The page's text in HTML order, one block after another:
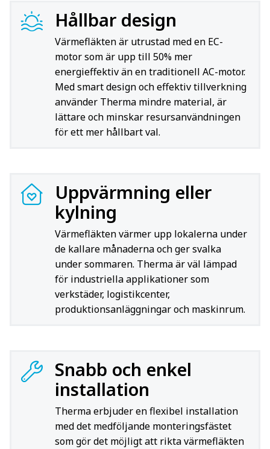
Hållbar design
Värmefläkten är utrustad med en EC-
motor som är upp till 50% mer
energieffektiv än en traditionell AC-motor.
Med smart design och effektiv tillverkning
använder Therma mindre material, är
lättare och minskar resursanvändningen
för ett mer hållbart val.
Uppvärmning eller
kylning
Värmefläkten värmer upp lokalerna under
de kallare månaderna och ger svalka
under sommaren. Therma är väl lämpad
för industriella applikationer som
verkstäder, logistikcenter,
produktionsanläggningar och maskinrum.
Snabb och enkel
installation
Therma erbjuder en flexibel installation
med det medföljande monteringsfästet
som gör det möjligt att rikta värmefläkten